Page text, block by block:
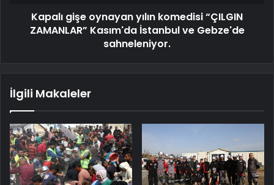
Kapalı gişe oynayan yılın komedisi “ÇILGIN
ZAMANLAR” Kasım'da İstanbul ve Gebze'de
sahneleniyor.
İlgili Makaleler